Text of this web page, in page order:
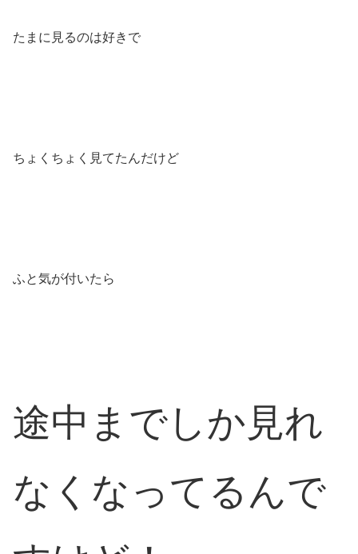
たまに見るのは好きで
ちょくちょく見てたんだけど
ふと気が付いたら
途中までしか見れ
なくなってるんで